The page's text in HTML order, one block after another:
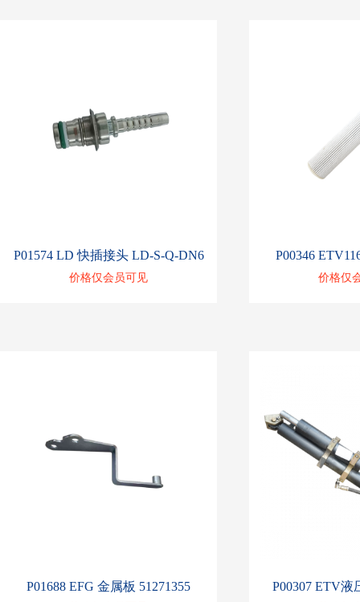
P01574 LD 快插接头 LD-S-Q-DN6
价格仅会员可见
P00346
价格仅
P01688 EFG 金属板 51271355 P00307 ETV液